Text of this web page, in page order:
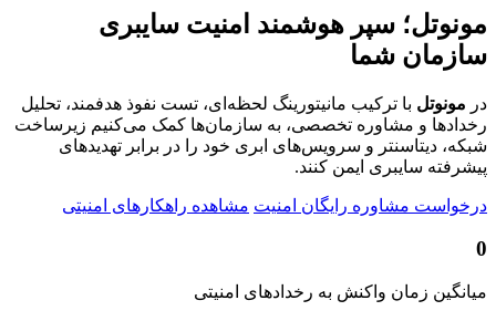
مونوتل؛ سپر هوشمند امنیت سایبری
سازمان شما
در مونوتل با ترکیب مانیتورینگ لحظه‌ای، تست نفوذ هدفمند، تحلیل
رخدادها و مشاوره تخصصی، به سازمان‌ها کمک می‌کنیم زیرساخت
شبکه، دیتاسنتر و سرویس‌های ابری خود را در برابر تهدیدهای
پیشرفته سایبری ایمن کنند.
درخواست مشاوره رایگان امنیت مشاهده راهکارهای امنیتی
0
میانگین زمان واکنش به رخدادهای امنیتی